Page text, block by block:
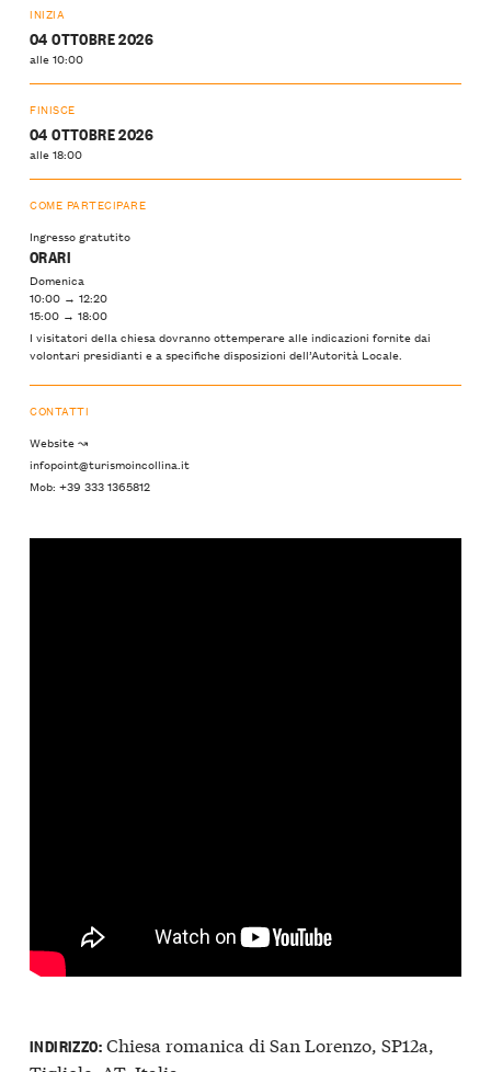
INIZIA
04 OTTOBRE 2026
alle 10:00
FINISCE
04 OTTOBRE 2026
alle 18:00
COME PARTECIPARE
Ingresso gratutito
ORARI
Domenica
10:00 → 12:20
15:00 → 18:00
I visitatori della chiesa dovranno ottemperare alle indicazioni fornite dai
volontari presidianti e a specifiche disposizioni dell’Autorità Locale.
CONTATTI
Website ↝
infopoint@turismoincollina.it
Mob: +39 333 1365812
INDIRIZZO:Chiesa romanica di San Lorenzo, SP12a,